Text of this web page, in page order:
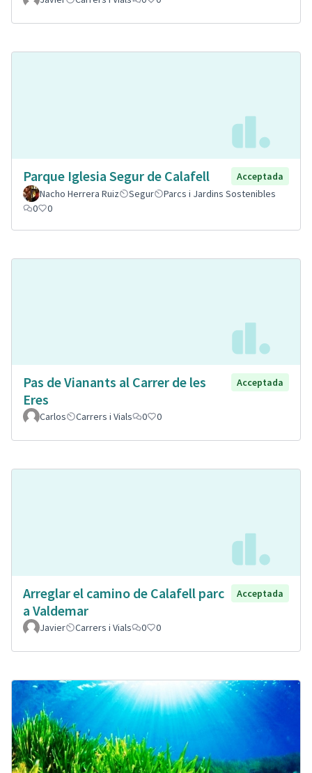
Parque Iglesia Segur de Calafell
Acceptada
Nacho Herrera Ruiz
Segur
Parcs i Jardins Sostenibles
0
0
Pas de Vianants al Carrer de les
Eres
Acceptada
Carlos Carrers i Vials 0 0
Arreglar el camino de Calafell parc
a Valdemar
Acceptada
Javier Carrers i Vials 0 0